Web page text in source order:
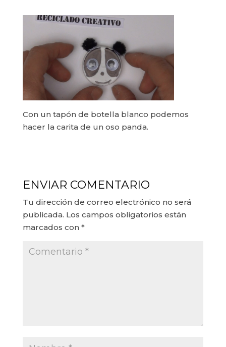
Con un tapón de botella blanco podemos
hacer la carita de un oso panda.
ENVIAR COMENTARIO
Tu dirección de correo electrónico no será
publicada. Los campos obligatorios están
marcados con *